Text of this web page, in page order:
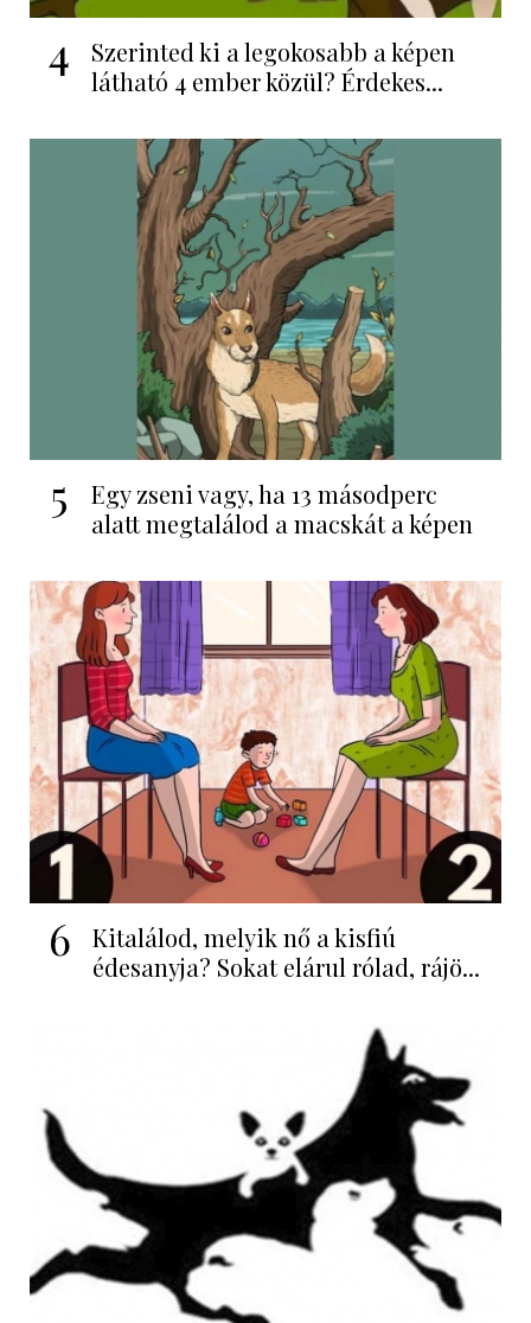
4
Szerinted ki a legokosabb a képen
látható 4 ember közül? Érdekes...
5
Egy zseni vagy, ha 13 másodperc
alatt megtalálod a macskát a képen
6
Kitalálod, melyik nő a kisfiú
édesanyja? Sokat elárul rólad, rájö...